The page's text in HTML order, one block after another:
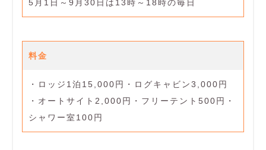
5月1日～9月30日は13時～18時の毎日
料金
・ロッジ1泊15,000円・ログキャビン3,000円
・オートサイト2,000円・フリーテント500円・
シャワー室100円